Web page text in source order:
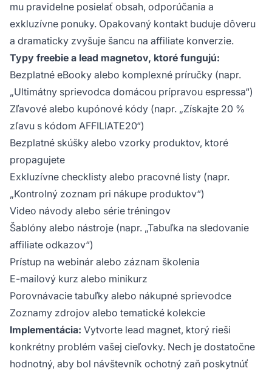
mu pravidelne posielať obsah, odporúčania a
exkluzívne ponuky. Opakovaný kontakt buduje dôveru
a dramaticky zvyšuje šancu na affiliate konverzie.
Typy freebie a lead magnetov, ktoré fungujú:
Bezplatné eBooky alebo komplexné príručky (napr.
„Ultimátny sprievodca domácou prípravou espressa“)
Zľavové alebo kupónové kódy (napr. „Získajte 20 %
zľavu s kódom AFFILIATE20“)
Bezplatné skúšky alebo vzorky produktov, ktoré
propagujete
Exkluzívne checklisty alebo pracovné listy (napr.
„Kontrolný zoznam pri nákupe produktov“)
Video návody alebo série tréningov
Šablóny alebo nástroje (napr. „Tabuľka na sledovanie
affiliate odkazov“)
Prístup na webinár alebo záznam školenia
E-mailový kurz alebo minikurz
Porovnávacie tabuľky alebo nákupné sprievodce
Zoznamy zdrojov alebo tematické kolekcie
Implementácia: Vytvorte lead magnet, ktorý rieši
konkrétny problém vašej cieľovky. Nech je dostatočne
hodnotný, aby bol návštevník ochotný zaň poskytnúť